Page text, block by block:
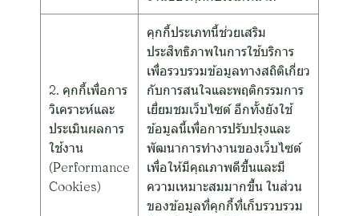
2. คุกกี้เพื่อการ
วิเคราะห์และ
ประเมินผลการ
ใช้งาน
(Performance
Cookies)
คุกกี้ประเภทนี้ช่วยเสริม
ประสิทธิภาพในการใช้บริการ
เพื่อรวบรวมข้อมูลทางสถิติเกี่ยว
กับการสนใจและพฤติกรรมการ
เยี่ยมชมเว็บไซต์ อีกทั้งยังใช้
ข้อมูลนี้เพื่อการปรับปรุงและ
พัฒนาการทำงานของเว็บไซต์
เพื่อให้มีคุณภาพดีขึ้นและมี
ความเหมาะสมมากขึ้น ในส่วน
ของข้อมูลที่คุกกี้ที่เก็บรวบรวม